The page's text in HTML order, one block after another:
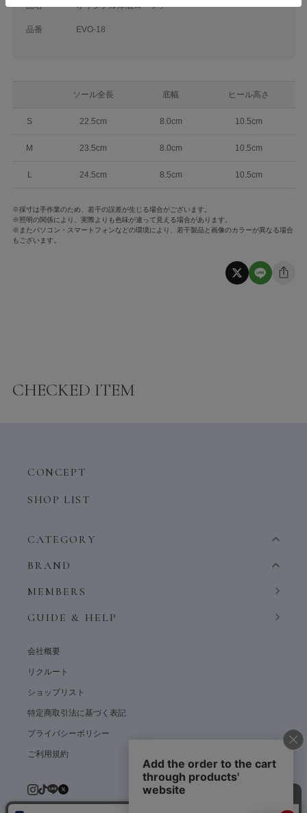
品名 オリジナル厚底ローファー
品番 EVO-18
ソール全長 底幅 ヒール高さ
S 22.5cm 8.0cm 10.5cm
M 23.5cm 8.0cm 10.5cm
L 24.5cm 8.5cm 10.5cm
※採寸は手作業のため、若干の誤差が生じる場合がございます。
※照明の関係により、実際よりも色味が違って見える場合があります。
※またパソコン・スマートフォンなどの環境により、若干製品と画像のカラーが異なる場合
もございます。
CHECKED ITEM
CONCEPT
SHOP LIST
CATEGORY
BRAND
MEMBERS
GUIDE & HELP
会社概要
リクルート
ショップリスト
特定商取引法に基づく表記
プライバシーポリシー
ご利用規約